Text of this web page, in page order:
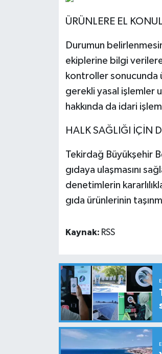
ÜRÜNLERE EL
Durumun
ekiplerine bilgi
kontroller sonucunda
gerekli yasal işlemler
hakkında da idari
HALK SAĞLIĞI İÇİN
Tekirdağ Büyükşehir
gıdaya ulaşmasını
denetimlerin
gıda ürünlerinin
Kaynak: RSS